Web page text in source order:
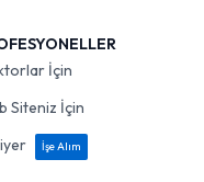
İçin
Siteniz İçin
İşe Alım